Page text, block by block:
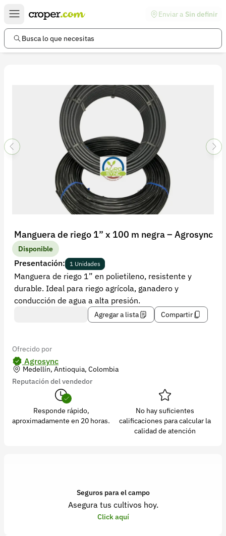
Enviar a Sin definir
Busca lo que necesitas
Manguera de riego 1” x 100 m negra – Agrosync
Disponible
Presentación: 1 Unidades
Manguera de riego 1” en polietileno, resistente y
durable. Ideal para riego agrícola, ganadero y
conducción de agua a alta presión.
Agregar a lista Compartir
Ofrecido por
Agrosync
Medellín, Antioquia, Colombia
Reputación del vendedor
Responde rápido,
aproximadamente en 20 horas.
No hay suficientes
calificaciones para calcular la
calidad de atención
Seguros para el campo
Asegura tus cultivos hoy.
Click aquí
Enlaces de interés
Preguntas frecuentes
Información legal
Términos y condiciones
Política de devoluciones
Política de privacidad
Recuperar contraseña
Contacto
Soporte
+57 323 2931928
Versión 5.45.0
Síguenos